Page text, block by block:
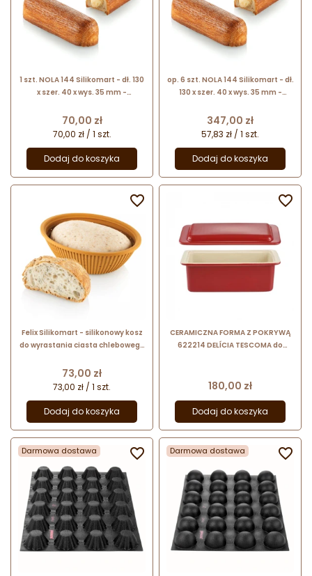
1 szt. NOLA 144 Silikomart - dł. 130
x szer. 40 x wys. 35 mm -
wypieku eklerów
Cena
70,00 zł
70,00 zł / 1 szt.
Dodaj do koszyka
op. 6 szt. NOLA 144 Silikomart - dł.
130 x szer. 40 x wys. 35 mm -
kompozytu do wypieku eklerów
Cena
347,00 zł
57,83 zł / 1 szt.
Dodaj do koszyka
Felix Silikomart - silikonowy kosz
do wyrastania ciasta chlebowego
poj. 1500 ml
Cena
73,00 zł
73,00 zł / 1 szt.
Dodaj do koszyka

CERAMICZNA FORMA Z POKRYWĄ
622214 DELÍCIA TESCOMA do
Cena
180,00 zł
Dodaj do koszyka

Darmowa dostawa  Darmowa dostawa 